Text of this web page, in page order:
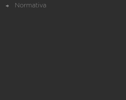
Normativa